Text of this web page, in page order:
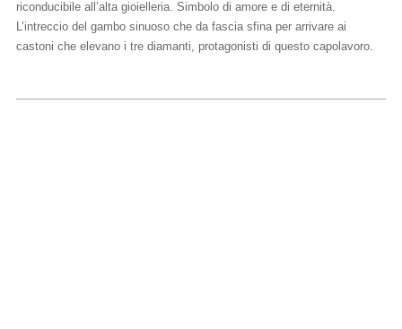
riconducibile all’alta gioielleria. Simbolo di amore e di eternità.
L’intreccio del gambo sinuoso che da fascia sfina per arrivare ai
castoni che elevano i tre diamanti, protagonisti di questo capolavoro.